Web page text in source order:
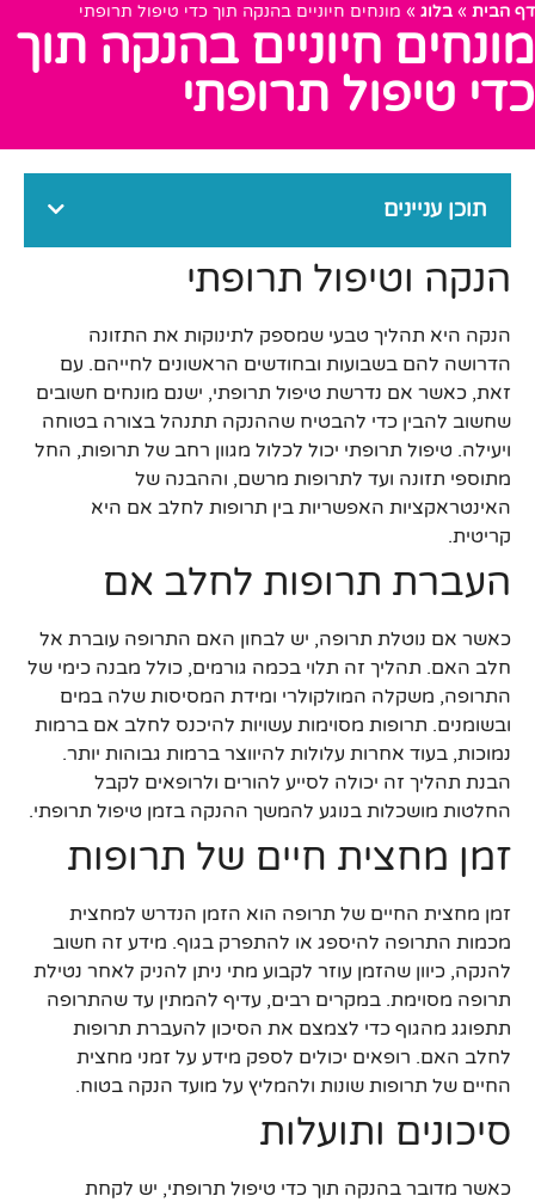
דף הבית » בלוג » מונחים חיוניים בהנקה תוך כדי טיפול תרופתי
מונחים חיוניים בהנקה תוך
כדי טיפול תרופתי
תוכן עניינים
הנקה וטיפול תרופתי
הנקה היא תהליך טבעי שמספק לתינוקות את התזונה
הדרושה להם בשבועות ובחודשים הראשונים לחייהם. עם
זאת, כאשר אם נדרשת טיפול תרופתי, ישנם מונחים חשובים
שחשוב להבין כדי להבטיח שההנקה תתנהל בצורה בטוחה
ויעילה. טיפול תרופתי יכול לכלול מגוון רחב של תרופות, החל
מתוספי תזונה ועד לתרופות מרשם, וההבנה של
האינטראקציות האפשריות בין תרופות לחלב אם היא
קריטית.
העברת תרופות לחלב אם
כאשר אם נוטלת תרופה, יש לבחון האם התרופה עוברת אל
חלב האם. תהליך זה תלוי בכמה גורמים, כולל מבנה כימי של
התרופה, משקלה המולקולרי ומידת המסיסות שלה במים
ובשומנים. תרופות מסוימות עשויות להיכנס לחלב אם ברמות
נמוכות, בעוד אחרות עלולות להיווצר ברמות גבוהות יותר.
הבנת תהליך זה יכולה לסייע להורים ולרופאים לקבל
החלטות מושכלות בנוגע להמשך ההנקה בזמן טיפול תרופתי.
זמן מחצית חיים של תרופות
זמן מחצית החיים של תרופה הוא הזמן הנדרש למחצית
מכמות התרופה להיספג או להתפרק בגוף. מידע זה חשוב
להנקה, כיוון שהזמן עוזר לקבוע מתי ניתן להניק לאחר נטילת
תרופה מסוימת. במקרים רבים, עדיף להמתין עד שהתרופה
תתפוגג מהגוף כדי לצמצם את הסיכון להעברת תרופות
לחלב האם. רופאים יכולים לספק מידע על זמני מחצית
החיים של תרופות שונות ולהמליץ על מועד הנקה בטוח.
סיכונים ותועלות
כאשר מדובר בהנקה תוך כדי טיפול תרופתי, יש לקחת